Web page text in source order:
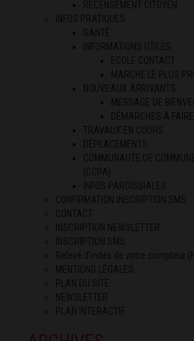
RECENSEMENT CITOYEN
INFOS PRATIQUES
SANTÉ
INFORMATIONS UTILES
ECOLE CONTACT
MARCHE LE PLUS
NOUVEAUX ARRIVANTS
MESSAGE DE
DÉMARCHES À FAIRE
TRAVAUX EN COURS
DÉPLACEMENTS
COMMUNAUTE DE
(CCPA)
INFOS PAROISSIALES
CONFIRMATION INSCRIPTION SMS
CONTACT
INSCRIPTION NEWSLETTER
INSCRIPTION SMS
Relevé d’index de votre compteur
MENTIONS LÉGALES
PLAN DU SITE
NEWSLETTER
PLAN INTERACTIF